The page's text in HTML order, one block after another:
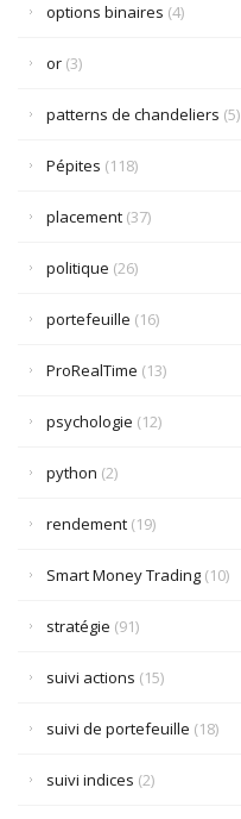
options binaires (4)
or (3)
patterns de chandeliers (5)
Pépites (118)
placement (37)
politique (26)
portefeuille (16)
ProRealTime (13)
psychologie (12)
python (2)
rendement (19)
Smart Money Trading (10)
stratégie (91)
suivi actions (15)
suivi de portefeuille (18)
suivi indices (2)